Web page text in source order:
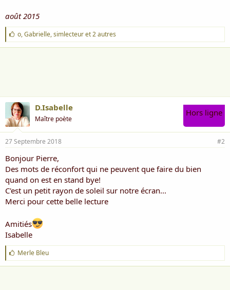
août 2015
J
'
a
o,Gabrielle,simlecteuret 2 autres
D.Isabelle
Maître poète
Hors ligne
27 Septembre 2018 #2
Bonjour Pierre,
Des mots de réconfort qui ne peuvent que faire du bien
quand on est en stand bye!
C'est un petit rayon de soleil sur notre écran...
Merci pour cette belle lecture
Amitiés
Isabelle
J
'
a
Merle Bleu